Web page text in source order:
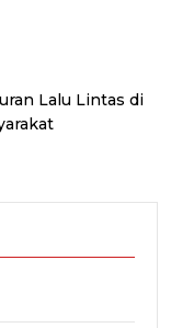
Lalu Lintas di